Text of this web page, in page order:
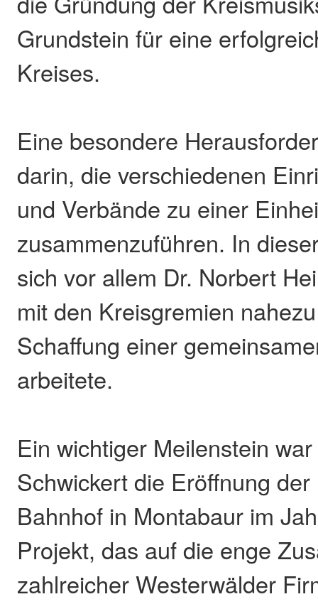
Grundstein für eine
Kreises.
Eine besondere
darin, die verschiedenen
und Verbände zu einer
zusammenzuführen. In
sich vor allem Dr. Norbert
mit den Kreisgremien
Schaffung einer
arbeitete.
Ein wichtiger Meilenstein
Schwickert die Eröffnung
Bahnhof in Montabaur im
Projekt, das auf die enge
zahlreicher Westerwälder